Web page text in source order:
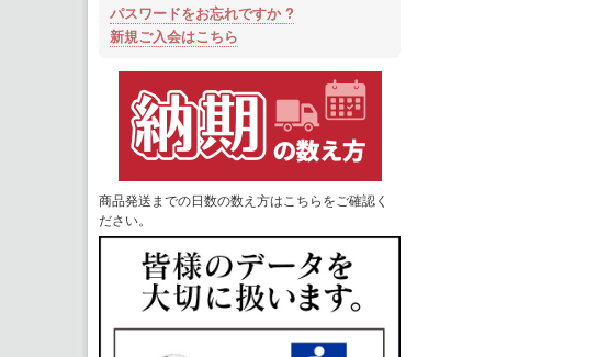
パスワードをお忘れですか ?
新規ご入会はこちら
商品発送までの日数の数え方はこちらをご確認く
ださい。